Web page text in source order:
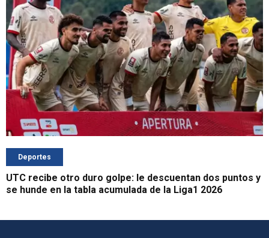
Deportes
UTC recibe otro duro golpe: le descuentan dos puntos y
se hunde en la tabla acumulada de la Liga1 2026